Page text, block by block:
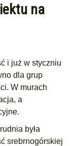
na
i już w styczniu
dla grup
W murach
a
była
srebrnogórskiej